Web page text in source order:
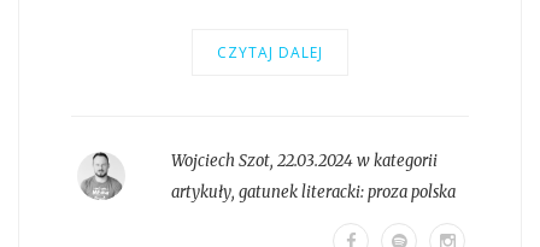
CZYTAJ DALEJ
Wojciech Szot, 22.03.2024 w kategorii
artykuły, gatunek literacki:proza polska